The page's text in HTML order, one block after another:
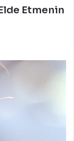
Etmenin